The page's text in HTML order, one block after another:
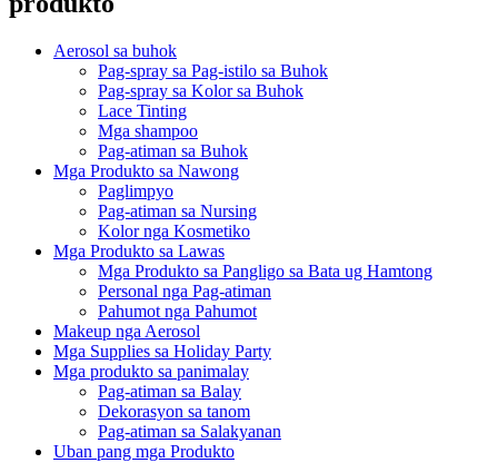
Aerosol sa buhok
Pag-spray sa Pag-istilo sa Buhok
Pag-spray sa Kolor sa Buhok
Lace Tinting
Mga shampoo
Pag-atiman sa Buhok
Mga Produkto sa Nawong
Paglimpyo
Pag-atiman sa Nursing
Kolor nga Kosmetiko
Mga Produkto sa Lawas
Mga Produkto sa Pangligo sa Bata ug Hamtong
Personal nga Pag-atiman
Pahumot nga Pahumot
Makeup nga Aerosol
Mga Supplies sa Holiday Party
Mga produkto sa panimalay
Pag-atiman sa Balay
Dekorasyon sa tanom
Pag-atiman sa Salakyanan
Uban pang mga Produkto